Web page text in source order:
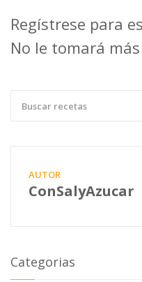
Regístrese para
No le tomará
AUTOR
ConSalyAzucar
Categorias